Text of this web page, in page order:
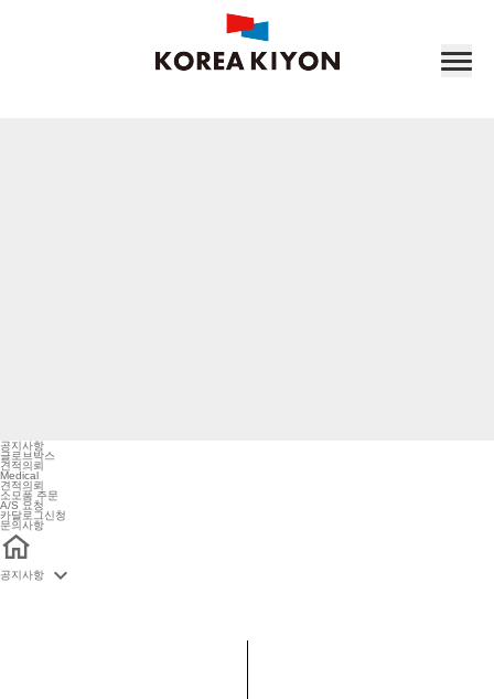
공지사항
글로브박스
견적의뢰
Medical
견적의뢰
소모품 주문
A/S 요청
카달로그신청
문의사항
공지사항 